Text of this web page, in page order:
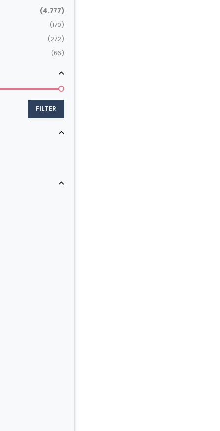
(4.777)
(179)
(272)
(66)